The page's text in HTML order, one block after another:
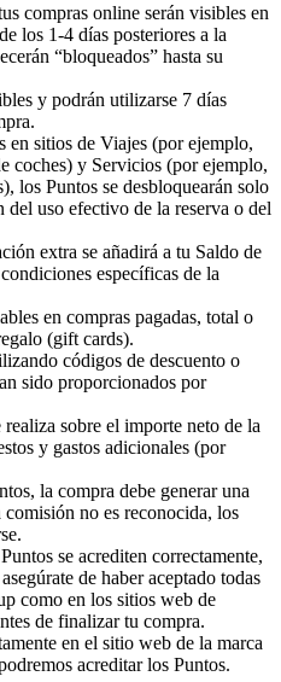
compras online serán visibles en
los 1-4 días posteriores a la
“bloqueados” hasta su
y podrán utilizarse 7 días
en sitios de Viajes (por ejemplo,
coches) y Servicios (por ejemplo,
los Puntos se desbloquearán solo
del uso efectivo de la reserva o del
extra se añadirá a tu Saldo de
específicas de la
en compras pagadas, total o
(gift cards).
códigos de descuento o
sido proporcionados por
sobre el importe neto de la
y gastos adicionales (por
la compra debe generar una
no es reconocida, los
se acrediten correctamente,
de haber aceptado todas
como en los sitios web de
de finalizar tu compra.
en el sitio web de la marca
acreditar los Puntos.